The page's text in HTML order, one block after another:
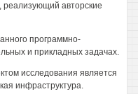
реализующий авторские
программно-
и прикладных задачах.
исследования является
инфраструктура.